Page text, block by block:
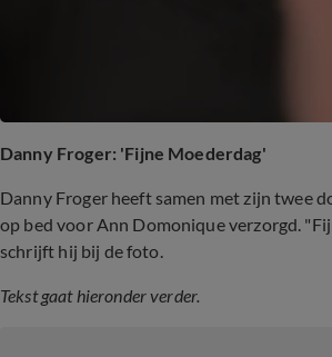
Danny Froger: 'Fijne Moederdag'
Danny Froger heeft samen met zijn twee
op bed voor Ann Domonique verzorgd.
schrijft hij bij de foto.
Tekst gaat hieronder verder.